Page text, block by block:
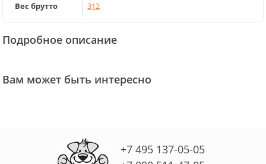
Вес брутто
312
Подробное описание
Вам может быть интересно
+7 495 137-05-05